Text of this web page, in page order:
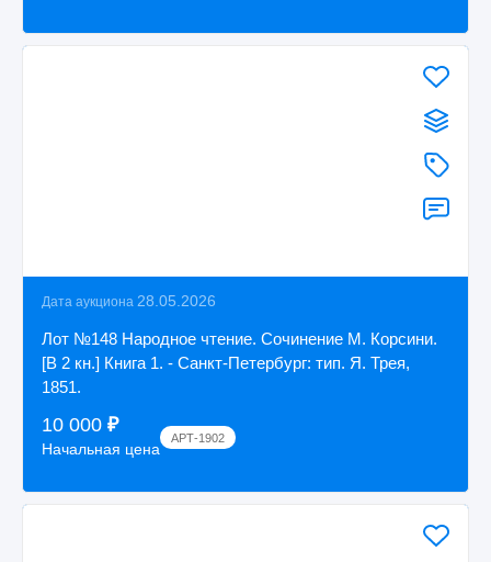
Дата аукциона 28.05.2026
Лот №148 Народное чтение. Сочинение М. Корсини.
[В 2 кн.] Книга 1. - Санкт-Петербург: тип. Я. Трея,
1851.
10 000 ₽
Начальная цена
АРТ-1902